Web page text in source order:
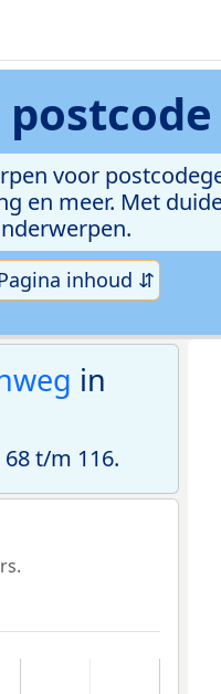
postcode
voor
en meer. Met
inhoud ⇵
in
t/m 116.